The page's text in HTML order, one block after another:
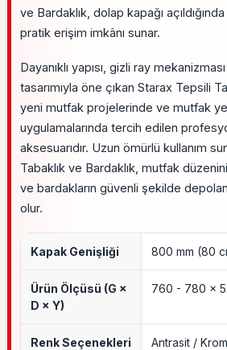
ve Bardaklık, dolap kapağı
pratik erişim imkânı sunar.
Dayanıklı yapısı, gizli ray
tasarımıyla öne çıkan Starax Tepsili
yeni mutfak projelerinde ve mutfak
uygulamalarında tercih edilen
aksesuarıdır. Uzun ömürlü kullanım
Tabaklık ve Bardaklık, mutfak
ve bardakların güvenli şekilde
olur.
Kapak Genişliği 800 mm (80
Ürün Ölçüsü (G ×
D × Y)
760 - 780 ×
Renk Seçenekleri Antrasit / Krom